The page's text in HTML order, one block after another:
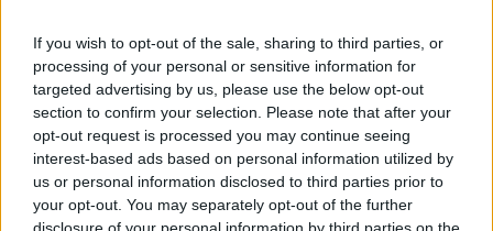
If you wish to opt-out of the sale, sharing to third parties, or
processing of your personal or sensitive information for
targeted advertising by us, please use the below opt-out
section to confirm your selection. Please note that after your
opt-out request is processed you may continue seeing
interest-based ads based on personal information utilized by
us or personal information disclosed to third parties prior to
your opt-out. You may separately opt-out of the further
Visi įrašai
Žiūrimiausi įrašai
00:00:30